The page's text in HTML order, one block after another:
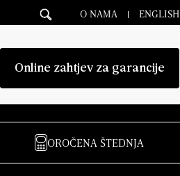
O NAMA ENGLISH
Online zahtjev za garancije
OROČENA ŠTEDNJA